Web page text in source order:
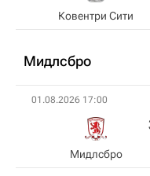
Ковентри Сити
Мидлсбро
01.08.2026 17:00
Мидлсбро